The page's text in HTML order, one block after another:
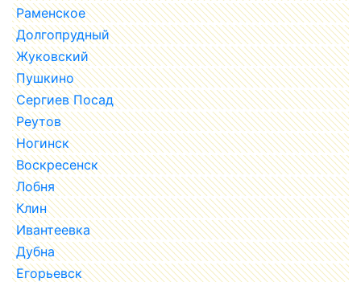
Раменское
Долгопрудный
Жуковский
Пушкино
Сергиев Посад
Реутов
Ногинск
Воскресенск
Лобня
Клин
Ивантеевка
Дубна
Егорьевск